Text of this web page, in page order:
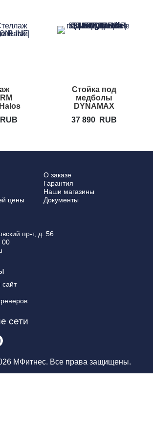
RUB
Стойка под
медболы
DYNAMAX
37 890
RUB
цены
О заказе
Гарантия
Наши магазины
Документы
пр-т, д. 56
00
сайт
сети
МФитнес. Все права защищены.